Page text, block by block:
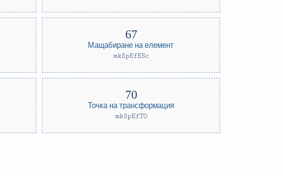
Мащабиране на елемент
mkSpEfESc
Точка на трансформация
mkSpEfTO